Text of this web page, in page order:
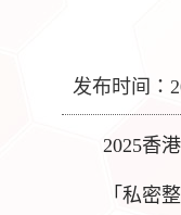
发布时间：
2025香
「私密